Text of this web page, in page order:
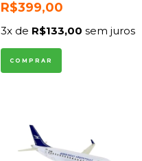
R$399,00
3x de R$133,00 sem juros